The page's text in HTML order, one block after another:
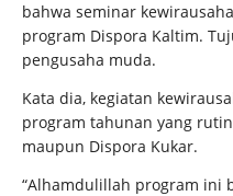
bahwa seminar
program Dispora Kaltim.
pengusaha muda.
Kata dia, kegiatan
program tahunan yang
maupun Dispora Kukar.
“Alhamdulillah program ini